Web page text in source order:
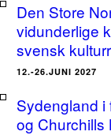
Den Store
vidunderlige
svensk
12.-26.JUNI 2027
Sydengland i
og Churchills